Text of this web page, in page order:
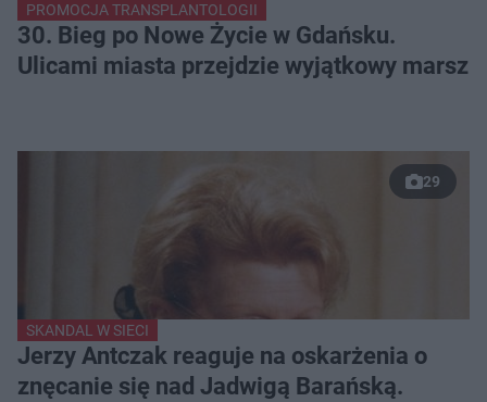
PROMOCJA TRANSPLANTOLOGII
30. Bieg po Nowe Życie w Gdańsku.
Ulicami miasta przejdzie wyjątkowy marsz
29
SKANDAL W SIECI
Jerzy Antczak reaguje na oskarżenia o
znęcanie się nad Jadwigą Barańską.